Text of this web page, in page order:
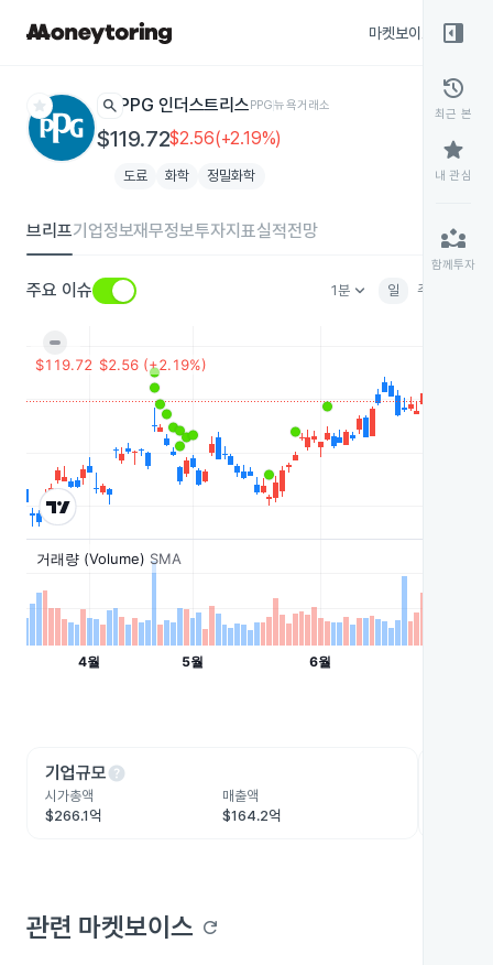
마켓보이스
star search PPG 인더스트리스PPG뉴욕거래소
$119.72$2.56(+2.19%)
도료 화학 정밀화학
브리프기업정보재무정보투자지표실적전망
주요 이슈 1분keyboard_arrow_down 일 주
기업규모help
시가총액
$266.1억
매출액
$164.2억
관련 마켓보이스 refresh
right_panel_open
history
최근 본
star
내 관심
partner_exchange
함께투자